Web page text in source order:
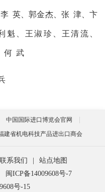
英、郭金杰、张 津、卞
魁、王淑珍、王清流、
何 武
中国国际进口博览会官网
建省机电科技产品进出口商会
联系我们
站点地图
闽ICP备14009608号-7
号-15